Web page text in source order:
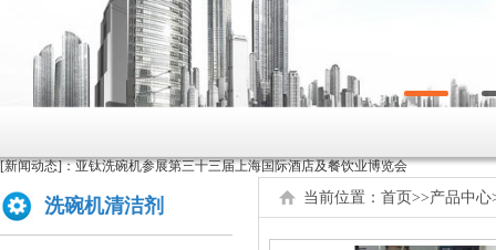
[新闻动态]：
原来洗碗机还能洗菜洗龙虾！
如何正确的使用商用洗碗机确保清洗效果？
亚钛洗碗机参展第三十三届上海国际酒店及餐饮业博览会
高效稳定且具潜力的创业选择：洗碗机
洗碗机清洁剂 当前位置： 首页>>产品中心